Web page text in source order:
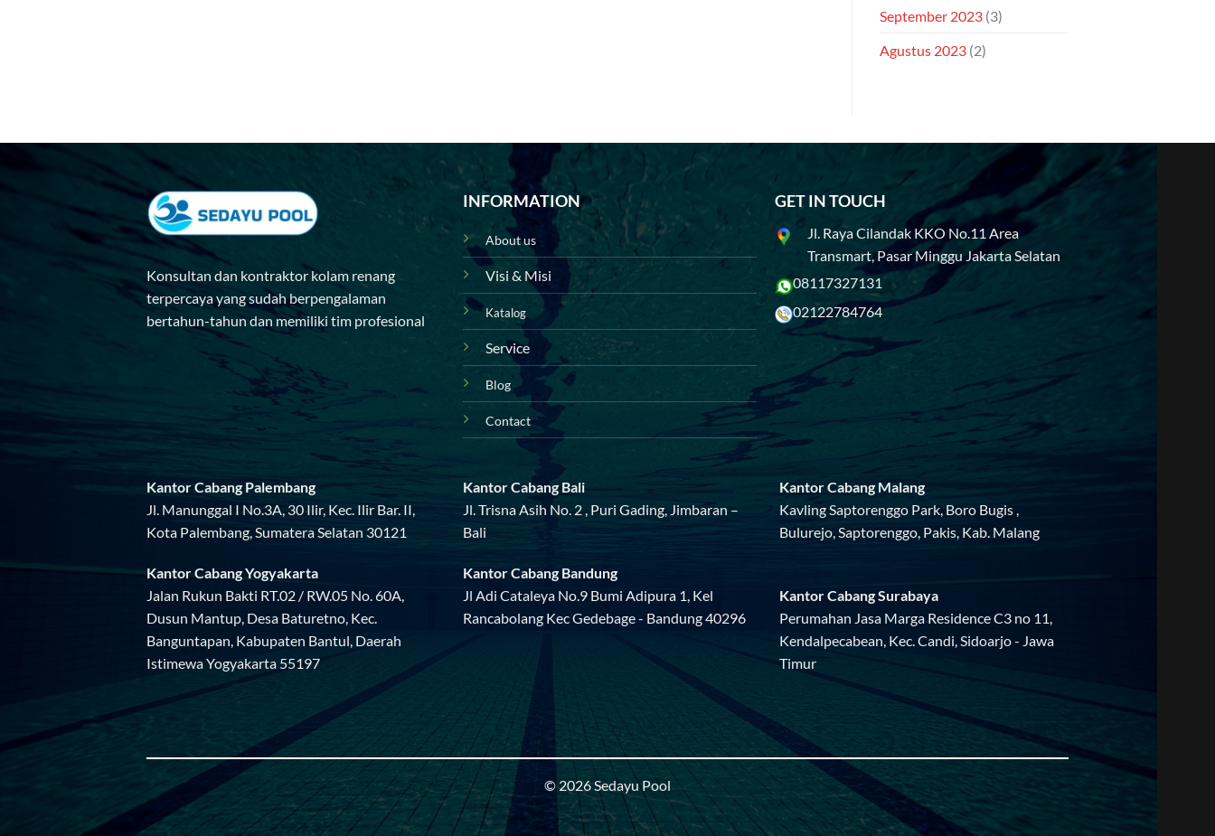
September 2023 (3)
Agustus 2023 (2)
Konsultan dan kontraktor kolam renang
terpercaya yang sudah berpengalaman
bertahun-tahun dan memiliki tim profesional
INFORMATION
About us
Visi & Misi
Katalog
Service
Blog
Contact
GET IN TOUCH
Jl. Raya Cilandak KKO No.11 Area
Transmart, Pasar Minggu Jakarta Selatan
08117327131
02122784764
Kantor Cabang Palembang
Jl. Manunggal I No.3A, 30 Ilir, Kec. Ilir Bar. II,
Kota Palembang, Sumatera Selatan 30121
Kantor Cabang Yogyakarta
Jalan Rukun Bakti RT.02 / RW.05 No. 60A,
Dusun Mantup, Desa Baturetno, Kec.
Banguntapan, Kabupaten Bantul, Daerah
Istimewa Yogyakarta 55197
Kantor Cabang Bali
Jl. Trisna Asih No. 2 , Puri Gading, Jimbaran –
Bali
Kantor Cabang Bandung
Jl Adi Cataleya No.9 Bumi Adipura 1, Kel
Rancabolang Kec Gedebage - Bandung 40296
Kantor Cabang Malang
Kavling Saptorenggo Park, Boro Bugis ,
Bulurejo, Saptorenggo, Pakis, Kab. Malang
Kantor Cabang Surabaya
Perumahan Jasa Marga Residence C3 no 11,
Kendalpecabean, Kec. Candi, Sidoarjo - Jawa
Timur
© 2026 Sedayu Pool